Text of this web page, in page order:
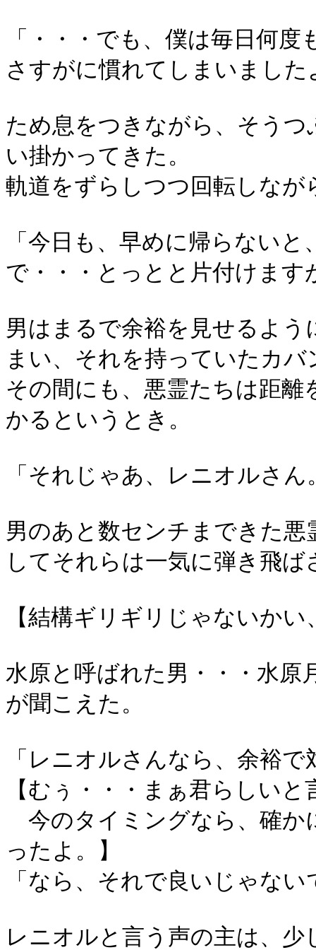
「・・・でも、僕は毎日何
さすがに慣れてしまいました
ため息をつきながら、そう
い掛かってきた。
軌道をずらしつつ回転しな
「今日も、早めに帰らない
で・・・とっとと片付けます
男はまるで余裕を見せるよ
まい、それを持っていたカ
その間にも、悪霊たちは距
かるというとき。
「それじゃあ、レニオルさ
男のあと数センチまできた
してそれらは一気に弾き飛ば
【結構ギリギリじゃないか
水原と呼ばれた男・・・水原
が聞こえた。
「レニオルさんなら、余裕
【むぅ・・・まぁ君らしい
今のタイミングなら、確か
ったよ。】
「なら、それで良いじゃな
レニオルと言う声の主は、少